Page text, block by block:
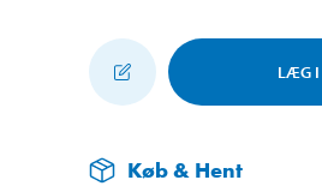
LÆG I
Køb & Hent